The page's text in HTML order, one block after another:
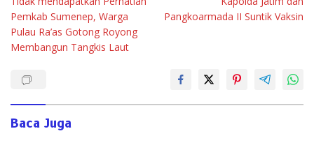
pos
Pemkab Sumenep, Warga
Pulau Ra’as Gotong Royong
Membangun Tangkis Laut
Pangkoarmada II Suntik Vaksin
Baca Juga